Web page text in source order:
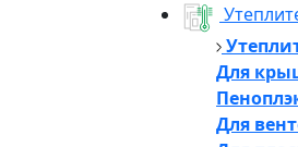
Для
Для